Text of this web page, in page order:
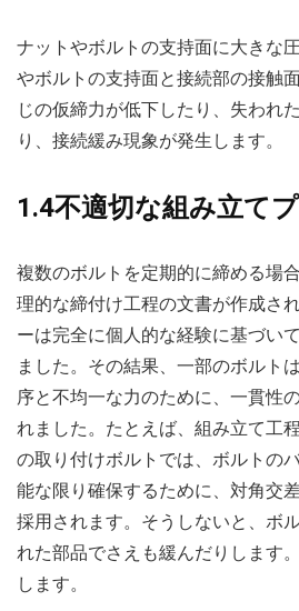
ナットやボルトの支持面に大きな
やボルトの支持面と接続部の接触
じの仮締力が低下したり、失われ
り、接続緩み現象が発生します。
1.4不適切な組み立て
複数のボルトを定期的に締める場
理的な締付け工程の文書が作成さ
ーは完全に個人的な経験に基づい
ました。その結果、一部のボルト
序と不均一な力のために、一貫性
れました。たとえば、組み立て工
の取り付けボルトでは、ボルトの
能な限り確保するために、対角交
採用されます。そうしないと、ボ
れた部品でさえも緩んだりします
します。